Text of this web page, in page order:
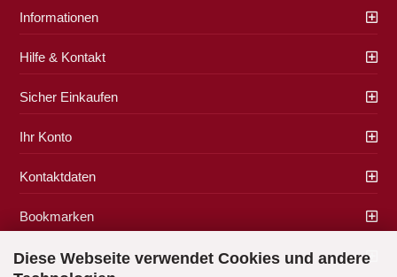
Diese Webseite verwendet Cookies und andere
Informationen
Hilfe & Kontakt
Sicher Einkaufen
Ihr Konto
Kontaktdaten
Bookmarken
Zahlung & Versand